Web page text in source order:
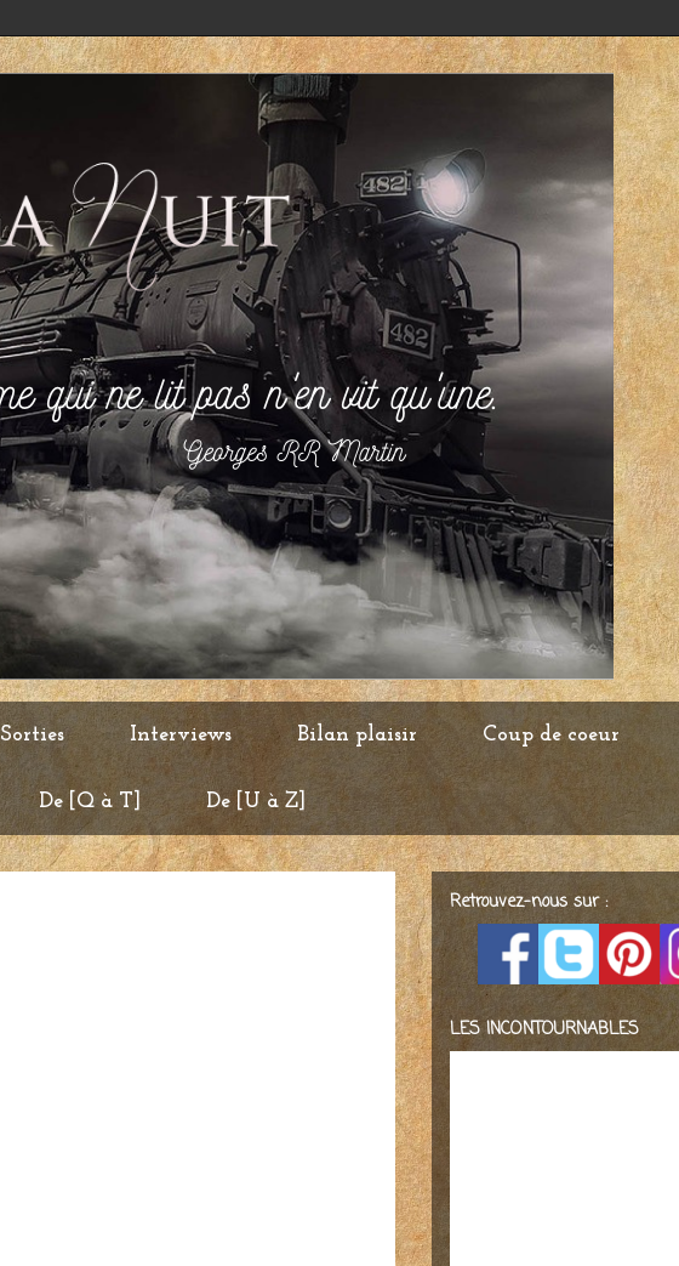
Sorties Interviews Bilan plaisir Coup de coeur
De [Q à T] De [U à Z]
Retrouvez-nous sur :
LES INCONTOURNABLES